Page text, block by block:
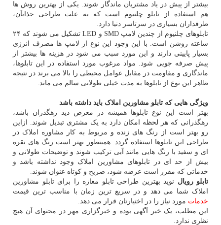
بیشتر از پیش در یاد مشتریان ماندگار شوند. یکی از بهترین روش ها
هم استفاده از تابلو چلنیوم است که به علت طراحی جذابآن،
طرفداران بسیاری در سرتاسر دنیا دارد.
تابلوهای چلنیوم از چندین لامپ SMD و LED تشکیل می شوند که ۲۴
ساعته روشن است. با این وجود این نوع از لامپ ها مصرف انرژی
بسیار پایینی دارند و این مورد سبب می شود در هزینه ها بیشتر از
پیش صرفه جویی شود. مواد مرغوب مورد استفاده در این تابلوها،
ماندگاری و مقاومت در مقابل عوامل محیطی را بالا می برند در نتیجه
ظاهر این نوع از تابلوها به مدت خیلی طولانی سالم می ماند.
ویژگی هایی که تابلو مشاورین املاک باید داشته باشد
بهتر است این نوع تابلوها همیشه در معرض دید رهگذران باشد،
رهگذرانی که هر لحظه امکان دارد به یک مشتری تبدیل شوند. ازاین
رو بهتر است از رنگ های زنده و مربوط به کار مشاوره املاک در
طراحی این تابلوها استفاده گردد. همینطور بهتر است رنگ های نقره
ای و سفید با رنگ هایی مانند آبی ترکیب شوند و توضیحات طولانی و
بیش از حد ای در تابلوهای مشاورین املاک وجود نداشته باشد و
خدماتی که مقرر است عرضه شود، صریح و کوتاه عنوان شوند.
تابلو رویال نوید بهترین طراحی تابلو مغازه را برای تابلو مشاورین
املاک شما می دهد و در سریع ترین زمان با مناسب ترین قیمت
خدمات مورد نیاز را در اختیارتان قرار می دهد.
این مطلب، یک خبر آگهی بوده و خبرگزاری مهر در محتوای آن هیچ
نظری ندارد.